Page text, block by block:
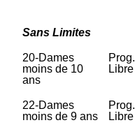
Sans Limites
20-Dames
moins de 10
ans
Prog.
Libre
22-Dames
moins de 9 ans
Prog.
Libre